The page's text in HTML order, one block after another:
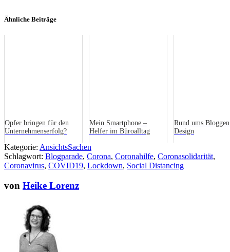
Ähnliche Beiträge
Opfer bringen für den
Unternehmenserfolg?
Mein Smartphone –
Helfer im Büroalltag
Rund ums
Design
Kategorie: AnsichtsSachen
Schlagwort: Blogparade, Corona, Coronahilfe, Coronasolidarität,
Coronavirus, COVID19, Lockdown, Social Distancing
von Heike Lorenz